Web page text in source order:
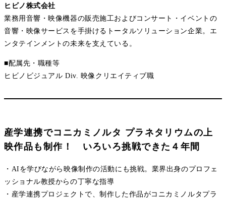
ヒビノ株式会社
業務用音響・映像機器の販売施工およびコンサート・イベントの
音響・映像サービスを手掛けるトータルソリューション企業。エ
ンタテインメントの未来を支えている。
■配属先・職種等
ヒビノビジュアル Div. 映像クリエイティブ職
産学連携でコニカミノルタ プラネタリウムの上
映作品も制作！ いろいろ挑戦できた４年間
・AIを学びながら映像制作の活動にも挑戦。業界出身のプロフェ
ッショナル教授からの丁寧な指導
・産学連携プロジェクトで、制作した作品がコニカミノルタプラ